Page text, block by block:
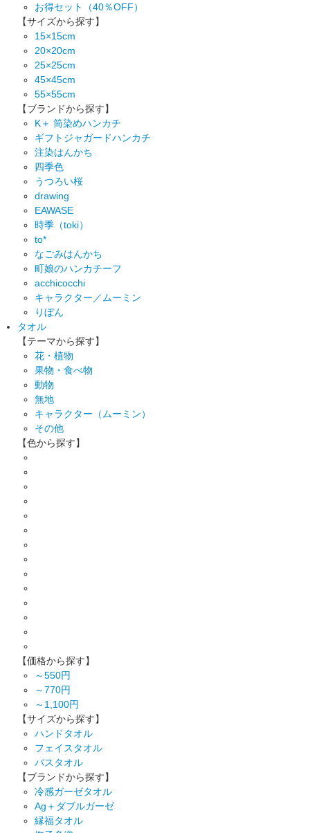
お得セット（40％OFF）
【サイズから探す】
15×15cm
20×20cm
25×25cm
45×45cm
55×55cm
【ブランドから探す】
K＋ 筒染めハンカチ
ギフトジャガードハンカチ
注染はんかち
四季色
うつろい桜
drawing
EAWASE
時季（toki）
to*
なごみはんかち
町娘のハンカチーフ
acchicocchi
キャラクター／ムーミン
りぼん
タオル
【テーマから探す】
花・植物
果物・食べ物
動物
無地
キャラクター（ムーミン）
その他
【色から探す】
【価格から探す】
～550円
～770円
～1,100円
【サイズから探す】
ハンドタオル
フェイスタオル
バスタオル
【ブランドから探す】
冷感ガーゼタオル
Ag＋ダブルガーゼ
縁福タオル